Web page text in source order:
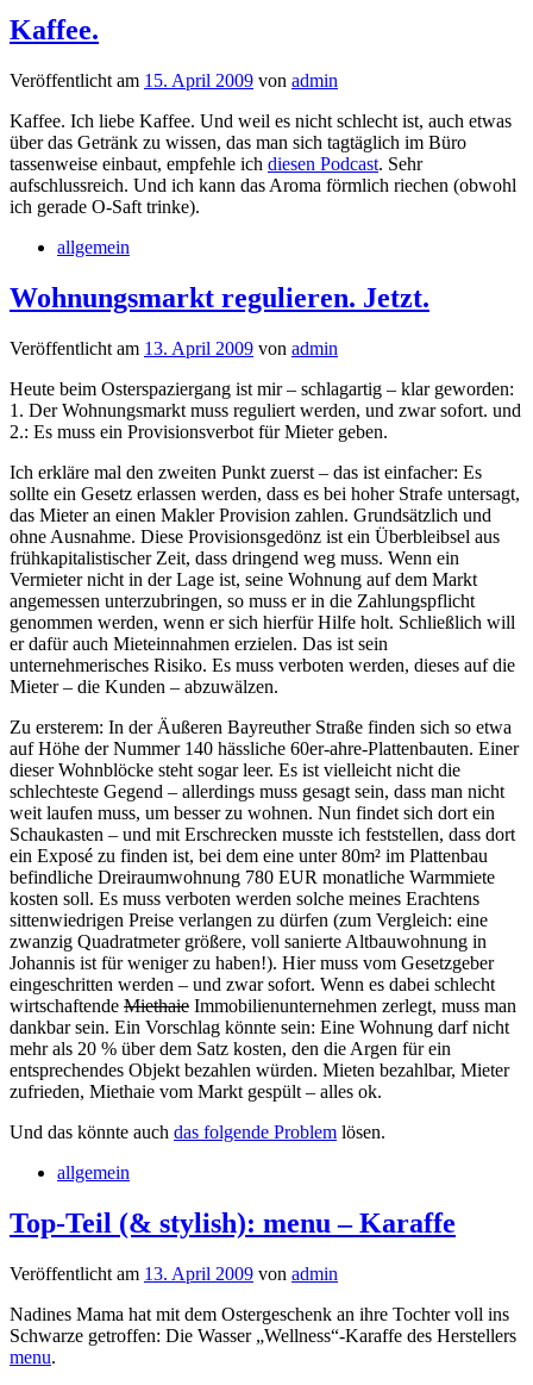
Kaffee.
Veröffentlicht am 15. April 2009 von admin
Kaffee. Ich liebe Kaffee. Und weil es nicht schlecht ist, auch etwas
über das Getränk zu wissen, das man sich tagtäglich im Büro
tassenweise einbaut, empfehle ich diesen Podcast. Sehr
aufschlussreich. Und ich kann das Aroma förmlich riechen (obwohl
ich gerade O-Saft trinke).
allgemein
Wohnungsmarkt regulieren. Jetzt.
Veröffentlicht am 13. April 2009 von admin
Heute beim Osterspaziergang ist mir – schlagartig – klar geworden:
1. Der Wohnungsmarkt muss reguliert werden, und zwar sofort. und
2.: Es muss ein Provisionsverbot für Mieter geben.
Ich erkläre mal den zweiten Punkt zuerst – das ist einfacher: Es
sollte ein Gesetz erlassen werden, dass es bei hoher Strafe untersagt,
das Mieter an einen Makler Provision zahlen. Grundsätzlich und
ohne Ausnahme. Diese Provisionsgedönz ist ein Überbleibsel aus
frühkapitalistischer Zeit, dass dringend weg muss. Wenn ein
Vermieter nicht in der Lage ist, seine Wohnung auf dem Markt
angemessen unterzubringen, so muss er in die Zahlungspflicht
genommen werden, wenn er sich hierfür Hilfe holt. Schließlich will
er dafür auch Mieteinnahmen erzielen. Das ist sein
unternehmerisches Risiko. Es muss verboten werden, dieses auf die
Mieter – die Kunden – abzuwälzen.
Zu ersterem: In der Äußeren Bayreuther Straße finden sich so etwa
auf Höhe der Nummer 140 hässliche 60er-ahre-Plattenbauten. Einer
dieser Wohnblöcke steht sogar leer. Es ist vielleicht nicht die
schlechteste Gegend – allerdings muss gesagt sein, dass man nicht
weit laufen muss, um besser zu wohnen. Nun findet sich dort ein
Schaukasten – und mit Erschrecken musste ich feststellen, dass dort
ein Exposé zu finden ist, bei dem eine unter 80m² im Plattenbau
befindliche Dreiraumwohnung 780 EUR monatliche Warmmiete
kosten soll. Es muss verboten werden solche meines Erachtens
sittenwiedrigen Preise verlangen zu dürfen (zum Vergleich: eine
zwanzig Quadratmeter größere, voll sanierte Altbauwohnung in
Johannis ist für weniger zu haben!). Hier muss vom Gesetzgeber
eingeschritten werden – und zwar sofort. Wenn es dabei schlecht
wirtschaftende Miethaie Immobilienunternehmen zerlegt, muss man
dankbar sein. Ein Vorschlag könnte sein: Eine Wohnung darf nicht
mehr als 20 % über dem Satz kosten, den die Argen für ein
entsprechendes Objekt bezahlen würden. Mieten bezahlbar, Mieter
zufrieden, Miethaie vom Markt gespült – alles ok.
Und das könnte auch das folgende Problem lösen.
allgemein
Top-Teil (& stylish): menu – Karaffe
Veröffentlicht am 13. April 2009 von admin
Nadines Mama hat mit dem Ostergeschenk an ihre Tochter voll ins
Schwarze getroffen: Die Wasser „Wellness“-Karaffe des Herstellers
menu.